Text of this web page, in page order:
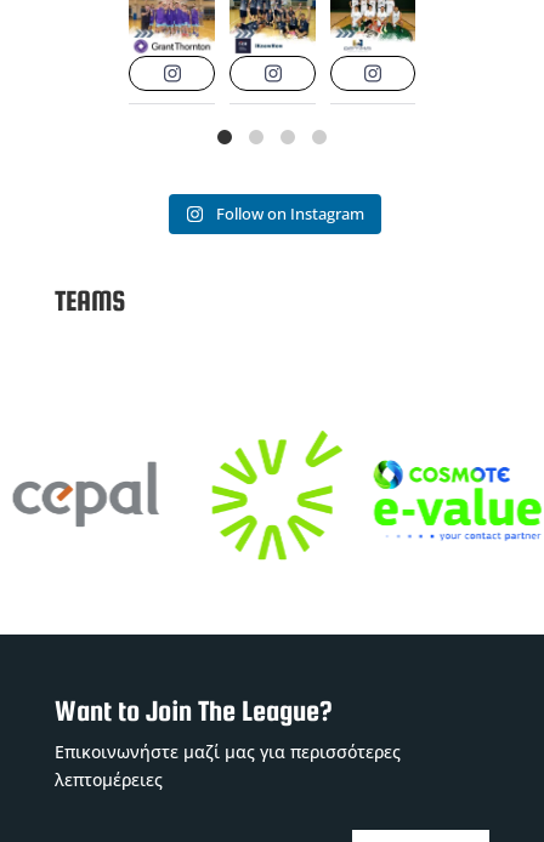
Follow on Instagram
TEAMS
Want to Join The League?
Επικοινωνήστε μαζί μας για περισσότερες
λεπτομέρειες